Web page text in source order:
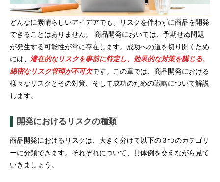
どんなに素晴らしいアイデアでも、リスクを伴わずに商品を開発
できることはありません。 商品開発においては、予期せぬ問題
が発生する可能性が常に存在します。成功への道を切り開くため
には、 潜在的なリスクを事前に特定し、効果的な対策を講じる、
綿密なリスク管理が不可欠です。この章では、商品開発における
様々なリスクとその対策、そして成功のための戦略について解説
します。
開発におけるリスクの種類
商品開発におけるリスクは、大きく分けて以下の３つのカテゴリ
ーに分類できます。それぞれについて、具体例を交えながら見て
いきましょう。